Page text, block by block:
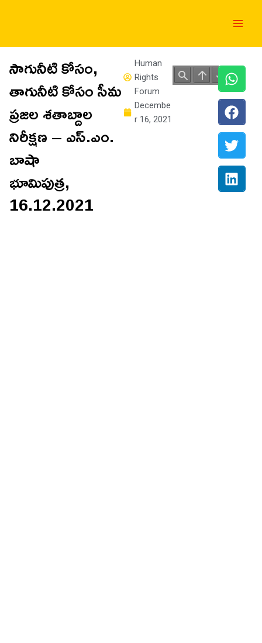
సాగునీటి కోసం,
తాగునీటి కోసం సీమ
ప్రజల శతాబ్దాల
నిరీక్షణ – ఎస్‌.ఎం.
బాషా
భూమిపుత్ర,
16.12.2021
Human
Rights
Forum
Decembe
r 16, 2021